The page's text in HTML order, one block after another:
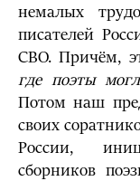
немалых
писателей
СВО. Причём,
где поэты
Потом наш
своих
России,
сборников